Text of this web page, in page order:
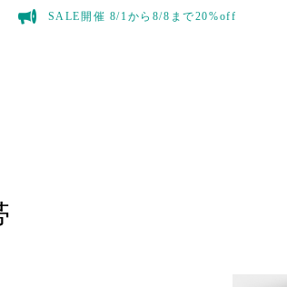
SALE開催 8/1から8/8まで20%off